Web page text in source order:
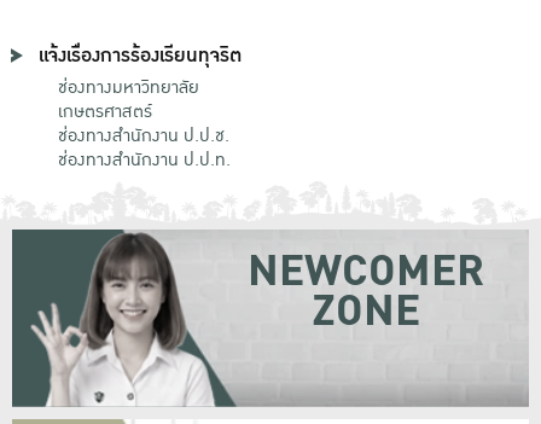
แจ้งเรื่องการร้องเรียนทุจริต
ช่องทางมหาวิทยาลัย
เกษตรศาสตร์
ช่องทางสำนักงาน ป.ป.ช.
ช่องทางสำนักงาน ป.ป.ท.
NEWCOMER
ZONE